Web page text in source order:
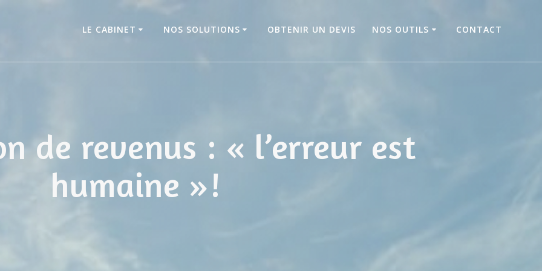
LE CABINET NOS SOLUTIONS OBTENIR UN DEVIS NOS OUTILS CONTACT
de revenus : « l’erreur est
humaine »!